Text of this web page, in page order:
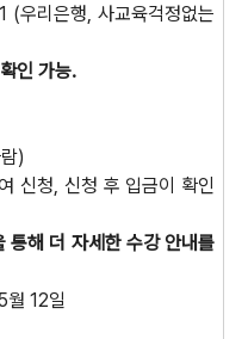
리은행, 사교육걱정없는
인 가능.
)
신청, 신청 후 입금이 확인
통해 더 자세한 수강 안내를
12일